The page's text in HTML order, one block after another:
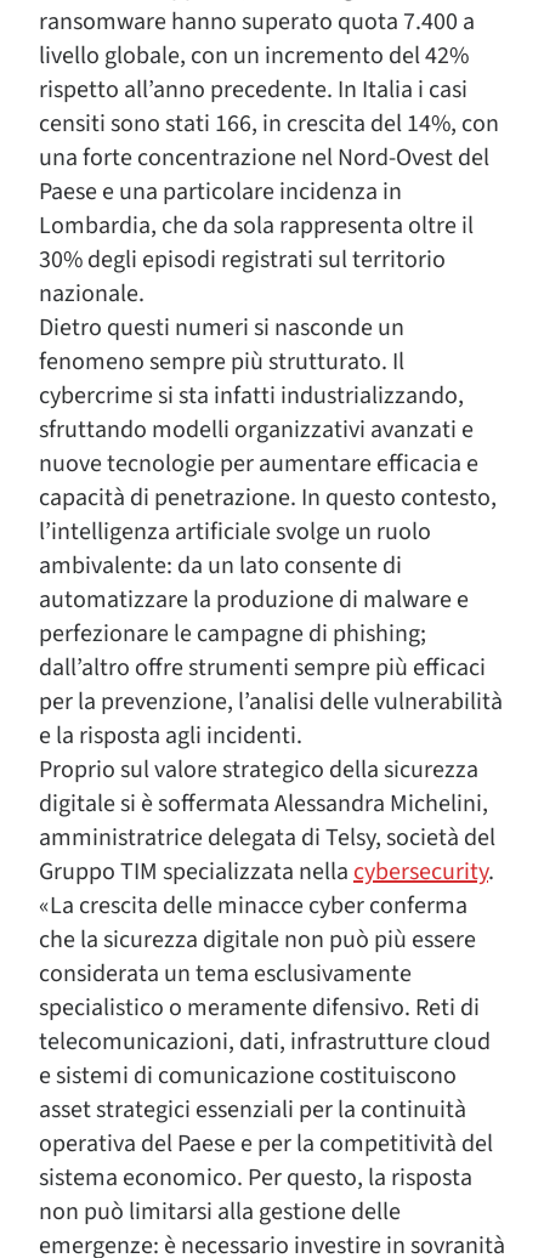
ransomware hanno superato quota 7.400 a
livello globale, con un incremento del 42%
rispetto all’anno precedente. In Italia i casi
censiti sono stati 166, in crescita del 14%, con
una forte concentrazione nel Nord-Ovest del
Paese e una particolare incidenza in
Lombardia, che da sola rappresenta oltre il
30% degli episodi registrati sul territorio
nazionale.
Dietro questi numeri si nasconde un
fenomeno sempre più strutturato. Il
cybercrime si sta infatti industrializzando,
sfruttando modelli organizzativi avanzati e
nuove tecnologie per aumentare efficacia e
capacità di penetrazione. In questo contesto,
l’intelligenza artificiale svolge un ruolo
ambivalente: da un lato consente di
automatizzare la produzione di malware e
perfezionare le campagne di phishing;
dall’altro offre strumenti sempre più efficaci
per la prevenzione, l’analisi delle vulnerabilità
e la risposta agli incidenti.
Proprio sul valore strategico della sicurezza
digitale si è soffermata Alessandra Michelini,
amministratrice delegata di Telsy, società del
Gruppo TIM specializzata nellacybersecurity.
«La crescita delle minacce cyber conferma
che la sicurezza digitale non può più essere
considerata un tema esclusivamente
specialistico o meramente difensivo. Reti di
telecomunicazioni, dati, infrastrutture cloud
e sistemi di comunicazione costituiscono
asset strategici essenziali per la continuità
operativa del Paese e per la competitività del
sistema economico. Per questo, la risposta
non può limitarsi alla gestione delle
emergenze: è necessario investire in sovranità